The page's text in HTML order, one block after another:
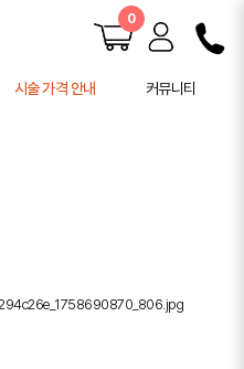
0
시술 가격 안내 커뮤니티